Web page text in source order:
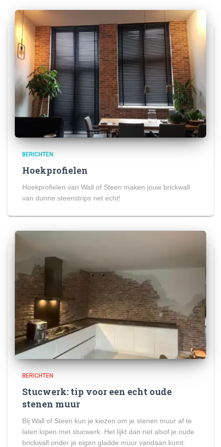
BERICHTEN
Hoekprofielen
Hoekprofielen van Wall of Steen maken jouw brickwall
van dunne steenstrips net echt!
BERICHTEN
Stucwerk: tip voor een echt oude
stenen muur
Bij Wall of Steen kun je kiezen om je stenen muur af te
laten lopen met stucwerk. Het lijkt dan net alsof je oude
brickwall onder je eigen gladde muur vandaan komt.